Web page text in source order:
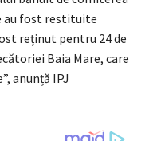
au fost restituite
reținut pentru 24 de
Baia Mare, care
anunță IPJ